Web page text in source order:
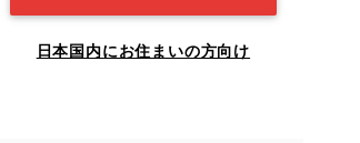
日本国内にお住まいの方向け